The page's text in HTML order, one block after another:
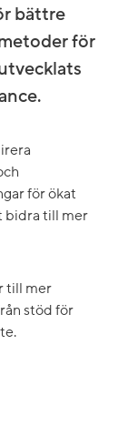
bättre
för
för ökat
bidra till mer
till mer
stöd för